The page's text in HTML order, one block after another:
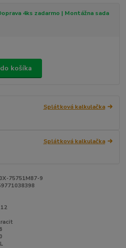
4ks zadarmo | Montážna sada
košíka
Splátková kalkulačka
Splátková kalkulačka
75751M87-9